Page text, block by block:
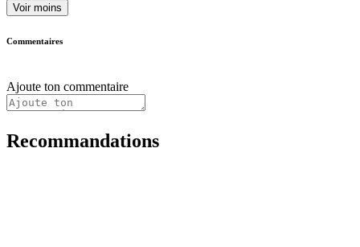
Voir moins
Commentaires
Ajoute ton commentaire
Recommandations